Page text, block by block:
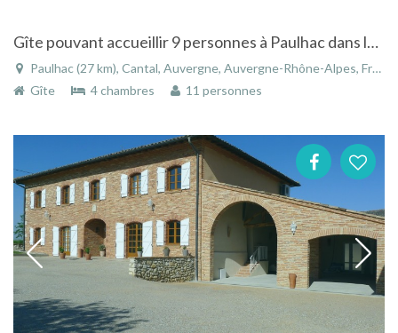
Gîte pouvant accueillir 9 personnes à Paulhac dans le Cantal - Auvergne
Paulhac (27 km), Cantal, Auvergne, Auvergne-Rhône-Alpes, France
Gîte
4 chambres 11 personnes